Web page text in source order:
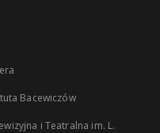
Bacewiczów
i Teatralna im. L.